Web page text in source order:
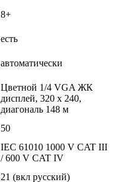
8+
есть
автоматически
Цветной 1/4 VGA ЖК
дисплей, 320 x 240,
диагональ 148 м
50
IEC 61010 1000 V CAT III
/ 600 V CAT IV
21 (вкл русский)